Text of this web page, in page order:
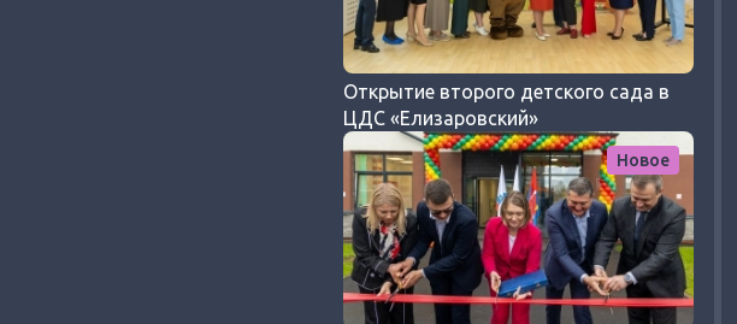
Открытие второго детского сада в
ЦДС «Елизаровский»
Новое